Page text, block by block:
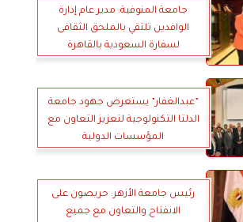
جامعة المنوفية: مدير عام إدارة
الوافدين تلتقي بالملحق الثقافى
لسفارة السعودية بالقاهرة
”عبدالغفار” يستعرض جهود جامعة
الدلتا التكنولوجية لتعزيز التعاون مع
المؤسسات الدولية
رئيس جامعة الأزهر: حريصون على
الانفتاح والتعاون مع جميع